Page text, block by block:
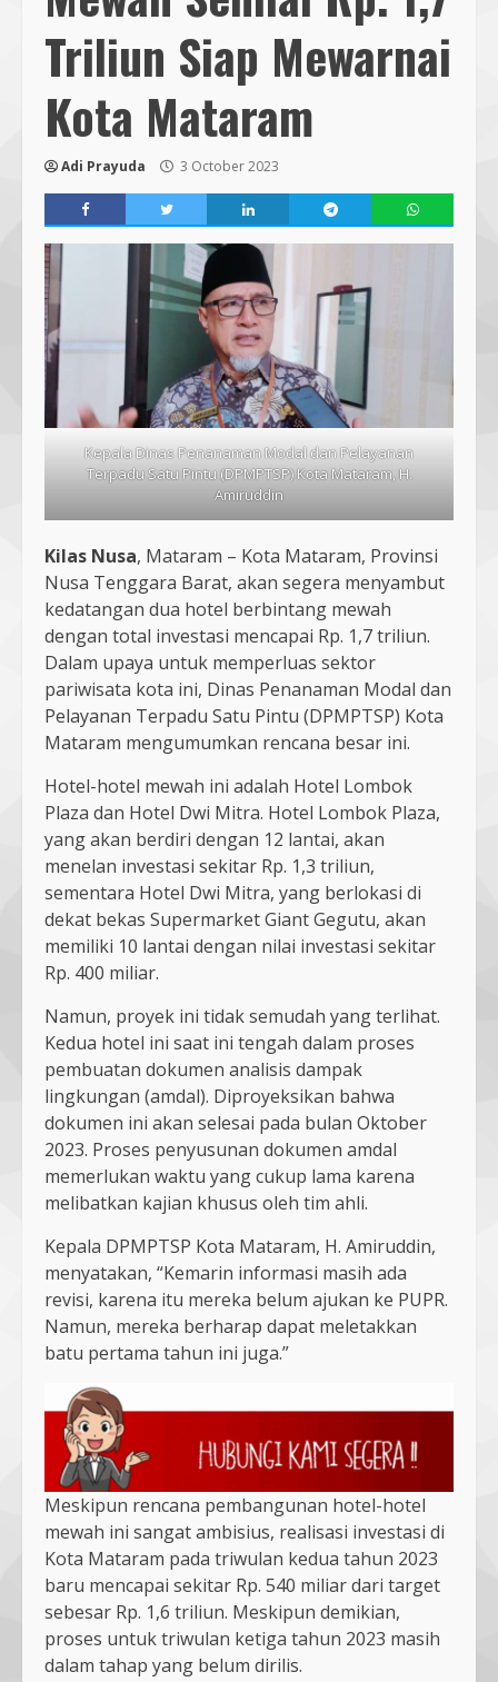
Triliun Siap Mewarnai
Kota Mataram
Adi Prayuda 3 October 2023
Kepala Dinas Penanaman Modal dan Pelayanan
Terpadu Satu Pintu (DPMPTSP) Kota Mataram, H.
Amiruddin
Kilas Nusa, Mataram – Kota Mataram, Provinsi
Nusa Tenggara Barat, akan segera menyambut
kedatangan dua hotel berbintang mewah
dengan total investasi mencapai Rp. 1,7 triliun.
Dalam upaya untuk memperluas sektor
pariwisata kota ini, Dinas Penanaman Modal dan
Pelayanan Terpadu Satu Pintu (DPMPTSP) Kota
Mataram mengumumkan rencana besar ini.
Hotel-hotel mewah ini adalah Hotel Lombok
Plaza dan Hotel Dwi Mitra. Hotel Lombok Plaza,
yang akan berdiri dengan 12 lantai, akan
menelan investasi sekitar Rp. 1,3 triliun,
sementara Hotel Dwi Mitra, yang berlokasi di
dekat bekas Supermarket Giant Gegutu, akan
memiliki 10 lantai dengan nilai investasi sekitar
Rp. 400 miliar.
Namun, proyek ini tidak semudah yang terlihat.
Kedua hotel ini saat ini tengah dalam proses
pembuatan dokumen analisis dampak
lingkungan (amdal). Diproyeksikan bahwa
dokumen ini akan selesai pada bulan Oktober
2023. Proses penyusunan dokumen amdal
memerlukan waktu yang cukup lama karena
melibatkan kajian khusus oleh tim ahli.
Kepala DPMPTSP Kota Mataram, H. Amiruddin,
menyatakan, “Kemarin informasi masih ada
revisi, karena itu mereka belum ajukan ke PUPR.
Namun, mereka berharap dapat meletakkan
batu pertama tahun ini juga.”
Meskipun rencana pembangunan hotel-hotel
mewah ini sangat ambisius, realisasi investasi di
Kota Mataram pada triwulan kedua tahun 2023
baru mencapai sekitar Rp. 540 miliar dari target
sebesar Rp. 1,6 triliun. Meskipun demikian,
proses untuk triwulan ketiga tahun 2023 masih
dalam tahap yang belum dirilis.